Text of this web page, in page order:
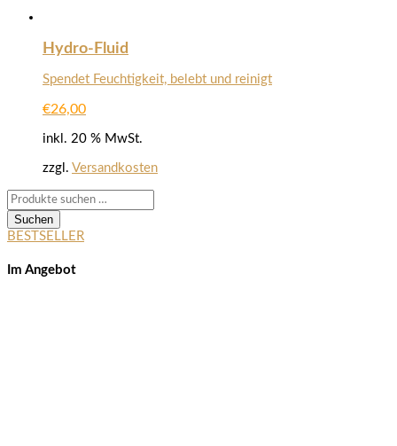
Hydro-Fluid
Spendet Feuchtigkeit, belebt und reinigt
€26,00
inkl. 20 % MwSt.
zzgl. Versandkosten
Suchen
nach:
Suchen
BESTSELLER
Im Angebot